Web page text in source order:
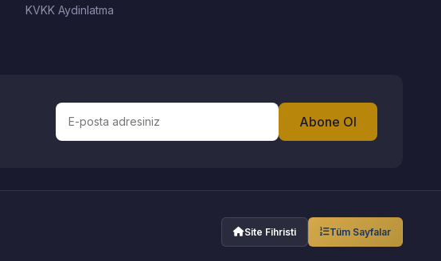
KVKK Aydinlatma
Abone Ol
Site Fihristi Tüm Sayfalar